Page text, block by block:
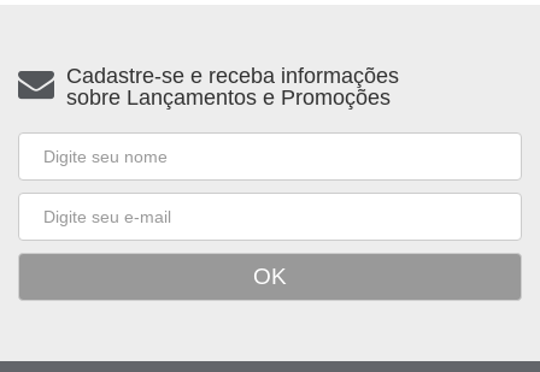
Cadastre-se e receba informações
sobre Lançamentos e Promoções